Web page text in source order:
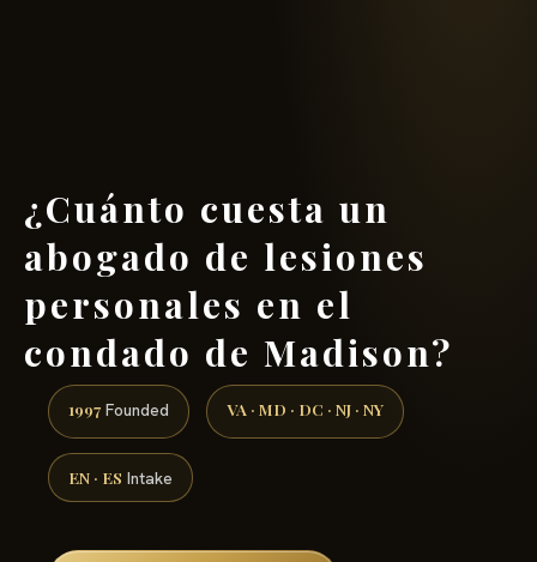
¿Cuánto cuesta un
abogado de lesiones
personales en el
condado de Madison?
1997 Founded VA · MD · DC · NJ · NY
EN · ES Intake